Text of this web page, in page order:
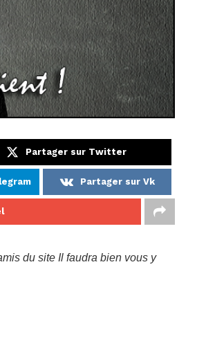
Partager sur Twitter
Partager sur Vk
du site Il faudra bien vous y